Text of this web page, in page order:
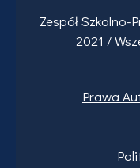
Zespół
2021 /
Prawa